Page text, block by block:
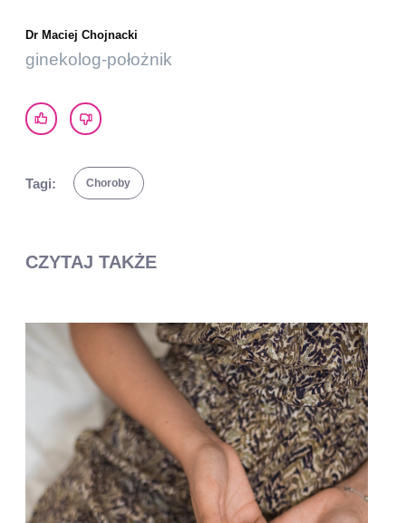
Dr Maciej Chojnacki
ginekolog-położnik
Tagi: Choroby
CZYTAJ TAKŻE